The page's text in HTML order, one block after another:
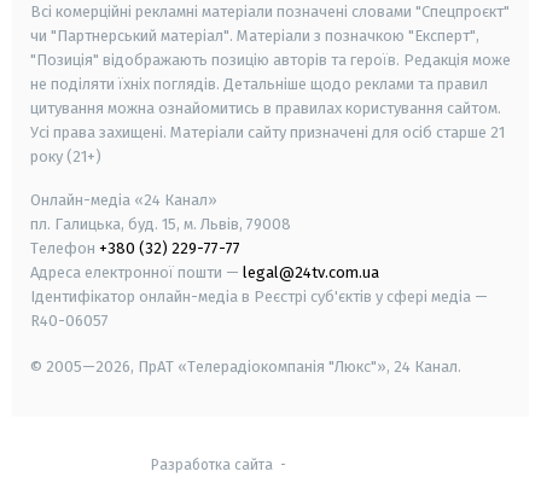
Всі комерційні рекламні матеріали позначені словами "Спецпроєкт"
чи "Партнерський матеріал". Матеріали з позначкою "Експерт",
"Позиція" відображають позицію авторів та героїв. Редакція може
не поділяти їхніх поглядів. Детальніше щодо реклами та правил
цитування можна ознайомитись в правилах користування сайтом.
Усі права захищені. Матеріали сайту призначені для осіб старше 21
року (21+)
Онлайн-медіа «24 Канал»
пл. Галицька, буд. 15, м. Львів, 79008
Телефон +380 (32) 229-77-77
Адреса електронної пошти — legal@24tv.com.ua
Ідентифікатор онлайн-медіа в Реєстрі суб'єктів у сфері медіа —
R40-06057
© 2005—2026, ПрАТ «Телерадіокомпанія "Люкс"», 24 Канал.
Разработка сайта -